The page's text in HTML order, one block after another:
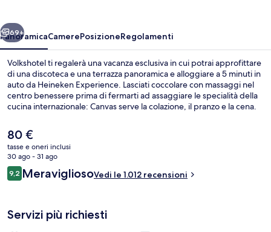
Avanti
69+
PanoramicaCamerePosizioneRegolamenti
Volkshotel ti regalerà una vacanza esclusiva in cui potrai approfittare
di una discoteca e una terrazza panoramica e alloggiare a 5 minuti in
auto da Heineken Experience. Lasciati coccolare con massaggi nel
centro benessere prima di fermarti ad assaggiare le specialità della
cucina internazionale: Canvas serve la colazione, il pranzo e la cena.
sauna e una terrazza. Le recensioni degli ospiti lodano il personale
gentile della struttura. La struttura è a pochi passi da Stazione metro
di Wibautstraat, mentre Stazione metro di Wibautstraat si trova a 6
min a piedi.
Il
prezzo
attuale
è
80 €
80 €
tasse e oneri inclusi
30 ago - 31 ago
Recensioni
9,29,2 su 10
MeravigliosoVedi le 1.012 recensioni
Servizi più richiesti